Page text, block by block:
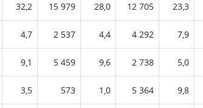
32,2 15 979 28,0 12 705 23,3
4,7 2 537 4,4 4 292 7,9
9,1 5 459 9,6 2 738 5,0
3,5 573 1,0 5 364 9,8